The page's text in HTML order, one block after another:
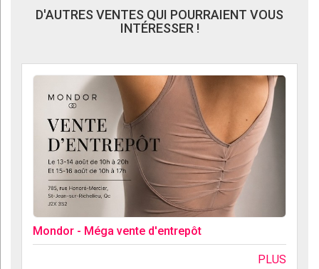
D'AUTRES VENTES QUI POURRAIENT VOUS
INTÉRESSER !
Mondor - Méga vente d'entrepôt
PLUS